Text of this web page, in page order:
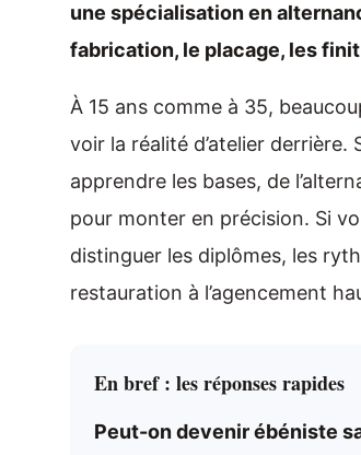
une spécialisation en
fabrication, le placage, les
À 15 ans comme à 35,
voir la réalité d’atelier
apprendre les bases, de
pour monter en précision. Si
distinguer les diplômes, les
restauration à l’agencement
En bref : les réponses rapides
Peut-on devenir ébéniste